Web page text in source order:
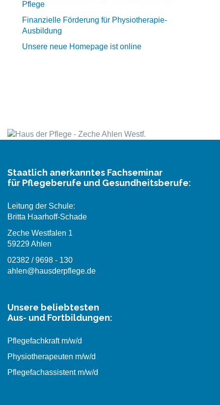
Pflege
Finanzielle Förderung für Physiotherapie-
Ausbildung
Unsere neue Homepage ist online
Staatlich anerkanntes Fachseminar
für Pflegeberufe und Gesundheitsberufe:
Leitung der Schule:
Britta Haarhoff-Schade
Zeche Westfalen 1
59229 Ahlen
02382 / 9698 - 130
ahlen@hausderpflege.de
Unsere beliebtesten
Aus- und Fortbildungen:
Pflegefachkraft m/w/d
Physiotherapeuten m/w/d
Pflegefachassistent m/w/d